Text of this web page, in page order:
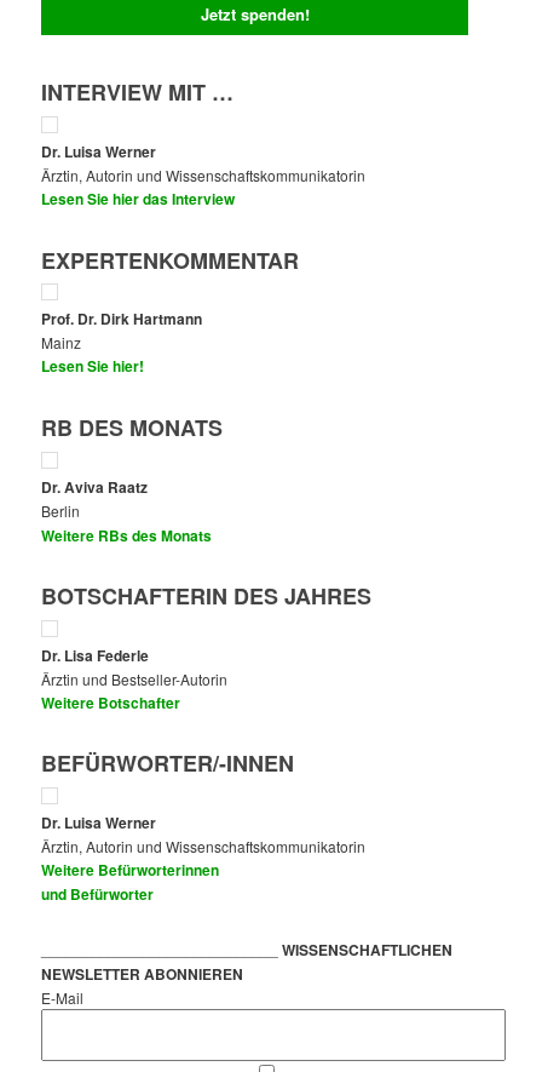
Jetzt spenden!
INTERVIEW MIT …
Dr. Luisa Werner
Ärztin, Autorin und Wissenschaftskommunikatorin
Lesen Sie hier das Interview
EXPERTENKOMMENTAR
Prof. Dr. Dirk Hartmann
Mainz
Lesen Sie hier!
RB DES MONATS
Dr. Aviva Raatz
Berlin
Weitere RBs des Monats
BOTSCHAFTERIN DES JAHRES
Dr. Lisa Federle
Ärztin und Bestseller-Autorin
Weitere Botschafter
BEFÜRWORTER/-INNEN
Dr. Luisa Werner
Ärztin, Autorin und Wissenschaftskommunikatorin
Weitere Befürworterinnen
und Befürworter
____________________________WISSENSCHAFTLICHEN
NEWSLETTER ABONNIEREN
E-Mail